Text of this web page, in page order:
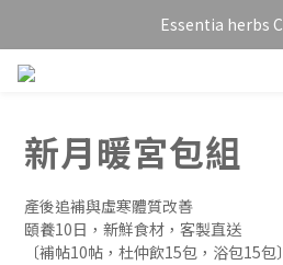
Essentia herbs
新月暖宮包組
產後追補與虛寒體質改善
頤養10日，新鮮食材，客製直送
〔補帖10帖，杜仲飲15包，浴包15